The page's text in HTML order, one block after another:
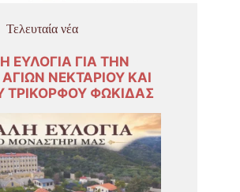
Τελευταία νέα
ΕΥΛΟΓΙΑ ΓΙΑ ΤΗΝ
ΝΕΚΤΑΡΙΟΥ ΚΑΙ
ΤΡΙΚΟΡΦΟΥ ΦΩΚΙΔΑΣ